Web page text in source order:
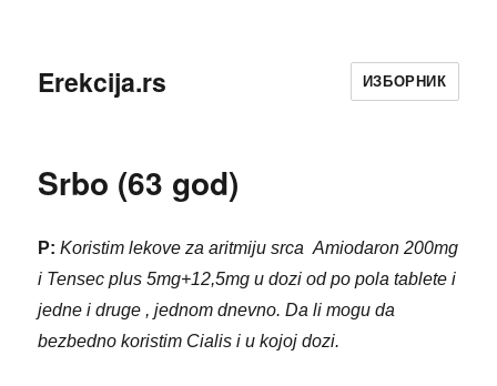
Erekcija.rs ИЗБОРНИК
Srbo (63 god)
P: Koristim lekove za aritmiju srca Amiodaron 200mg
i Tensec plus 5mg+12,5mg u dozi od po pola tablete i
jedne i druge , jednom dnevno. Da li mogu da
bezbedno koristim Cialis i u kojoj dozi.